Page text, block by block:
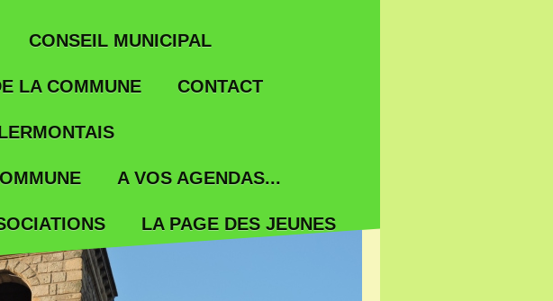
CONSEIL MUNICIPAL
LA COMMUNE CONTACT
A VOS AGENDAS...
LA PAGE DES JEUNES